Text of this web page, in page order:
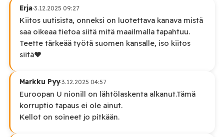
Erja·3.12.2025 09:27
Kiitos uutisista, onneksi on luotettava kanava mistä
saa oikeaa tietoa siitä mitä maailmalla tapahtuu.
Teette tärkeää työtä suomen kansalle, iso kiitos
siitä❤️
Markku Pyy·3.12.2025 04:57
Euroopan U nionill on lähtölaskenta alkanut.Tämä
korruptio tapaus ei ole ainut.
Kellot on soineet jo pitkään.